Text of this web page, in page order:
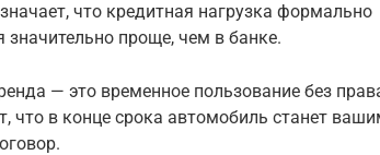
что кредитная нагрузка формально
значительно проще, чем в банке.
— это временное пользование без
что в конце срока автомобиль станет